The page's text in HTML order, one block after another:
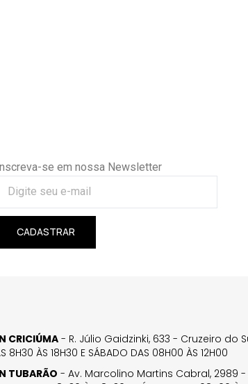
se em nossa Newsletter
CADASTRAR
CRICIÚMA - R. Júlio Gaidzinki, 633 - Cruzeiro do
8H30 ÀS 18H30 E SÁBADO DAS 08H00 ÀS 12H00
TUBARÃO - Av. Marcolino Martins Cabral, 2989